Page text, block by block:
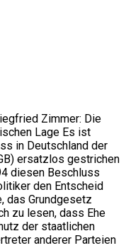
Zimmer: Die
Lage Es ist
in Deutschland der
ersatzlos gestrichen
diesen Beschluss
den Entscheid
das Grundgesetz
zu lesen, dass Ehe
der staatlichen
anderer Parteien